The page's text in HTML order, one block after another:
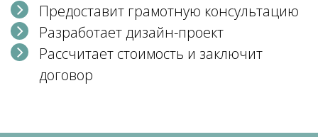
Предоставит грамотную консультацию
Разработает дизайн-проект
Рассчитает стоимость и заключит
договор